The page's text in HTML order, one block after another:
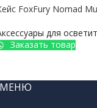
FoxFury Nomad
для
Заказать товар
МЕНЮ